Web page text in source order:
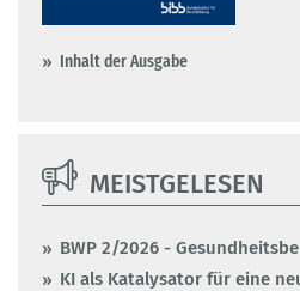
Inhalt der Ausgabe
MEISTGELESEN
BWP 2/2026 -
KI als Katalysator für eine